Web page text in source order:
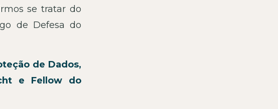
se tratar do
de Defesa do
de Dados,
e Fellow do